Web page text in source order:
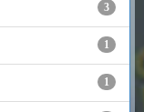
3
1
1